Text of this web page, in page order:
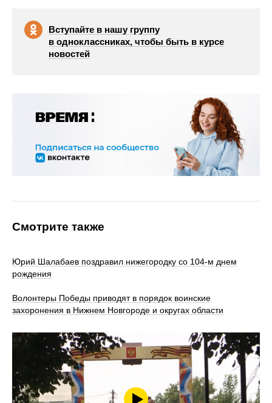
Вступайте в нашу группу
в одноклассниках, чтобы быть в курсе
новостей
Смотрите также
Юрий Шалабаев поздравил нижегородку со 104-м днем
рождения
Волонтеры Победы приводят в порядок воинские
захоронения в Нижнем Новгороде и округах области